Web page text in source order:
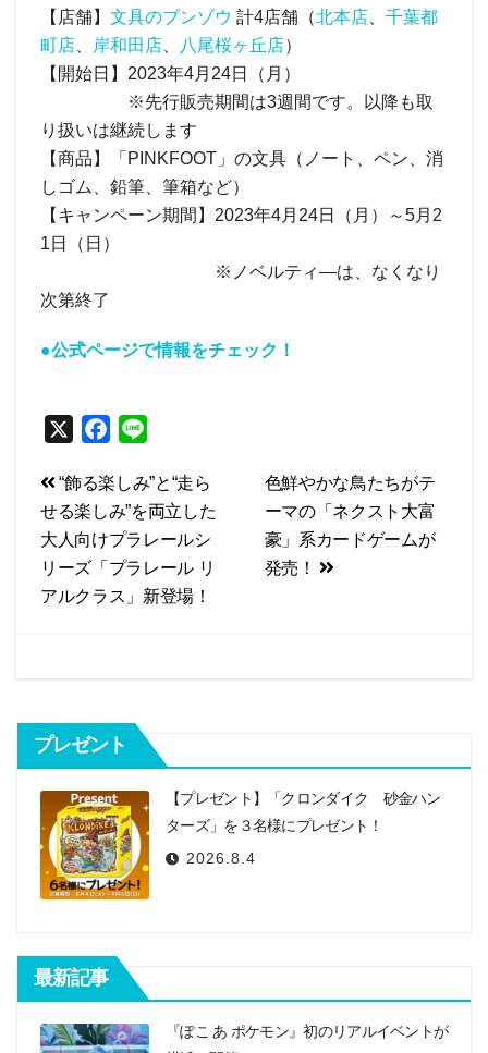
【店舗】 文具のブンゾウ 計4店舗（北本店
千葉都
町店
岸和田店 八尾桜ヶ丘店）
【開始日】2023年4月24日（月）
※先行販売期間は3週間です。以降も取
り扱いは継続します
【商品】「PINKFOOT」の文具（ノート、ペン、消
しゴム、鉛筆、筆箱など）
【キャンペーン期間】2023年4月24日（月）～5月2
1日（日）
※ノベルティ―は、なくなり
次第終了
●公式ページで情報をチェック！
c
e
b
o
o
n
e
投
稿
ナ
ビ
シ
ョ
ン
色鮮やかな鳥たちがテ
ーマの「ネクスト大富
豪」系カードゲームが
発売！
“飾る楽しみ”と“走ら
せる楽しみ”を両立した
大人向けプラレールシ
リーズ「プラレール リ
アルクラス」新登場！
プレゼント
【プレゼント】「クロンダイク 砂金ハン
ターズ」を３名様にプレゼント！
2026.8.4
最新記事
『ぽこ あ ポケモン』初のリアルイベントが